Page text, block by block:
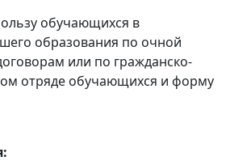
обучающихся в
образования по очной
или по гражданско-
отряде обучающихся и форму